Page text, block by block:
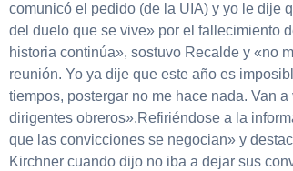
comunicó el pedido (de la UIA) y yo le dije
del duelo que se vive» por el fallecimiento
historia continúa», sostuvo Recalde y «no
reunión. Yo ya dije que este año es
tiempos, postergar no me hace nada. Van
dirigentes obreros».Refiriéndose a la
que las convicciones se negocian» y
Kirchner cuando dijo no iba a dejar sus